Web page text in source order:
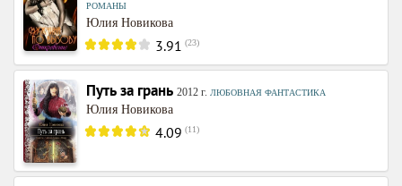
РОМАНЫ
Юлия Новикова
3.91 (23)
Путь за грань 2012 г. ЛЮБОВНАЯ ФАНТАСТИКА
Юлия Новикова
4.09 (11)